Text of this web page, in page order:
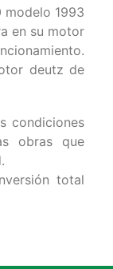
modelo 1993
en su motor
deutz de
condiciones
obras que
total